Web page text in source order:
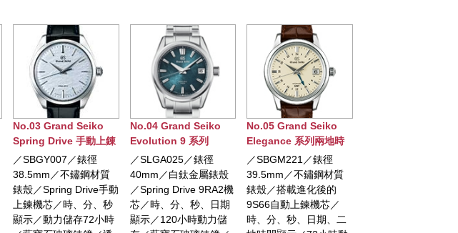
No.04 Grand Seiko
Evolution 9 系列
Spring Drive 5Days腕
錶
／SLGA025／錶徑
40mm／白鈦金屬錶殼
／Spring Drive 9RA2機
芯／時、分、秒、日期
顯示／120小時動力儲
No.05 Grand Seiko
Elegance 系列兩地時
間自動腕錶
／SBGM221／錶徑
39.5mm／不鏽鋼材質
錶殼／搭載進化後的
9S66自動上鍊機芯／
時、分、秒、日期、二
No.06 Grand Seiko
Spring Drive節氣系列
(春分)腕錶
／SBGA413／錶徑
40mm／白鈦材質錶殼
／Spring Drive自動上鍊
機芯／時、分、秒、日
期顯示／動力儲存顯示